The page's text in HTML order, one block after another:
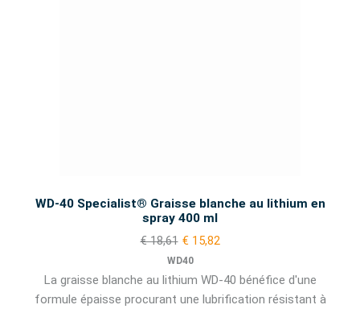
WD-40 Specialist® Graisse blanche au lithium en
spray 400 ml
€ 18,61 € 15,82
WD40
La graisse blanche au lithium WD-40 bénéfice d'une
formule épaisse procurant une lubrification résistant à